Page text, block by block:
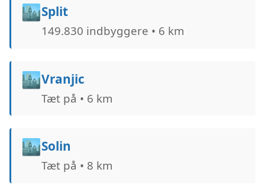
🏙️Split
149.830 indbyggere • 6 km
🏙️Vranjic
Tæt på • 6 km
🏙️Solin
Tæt på • 8 km